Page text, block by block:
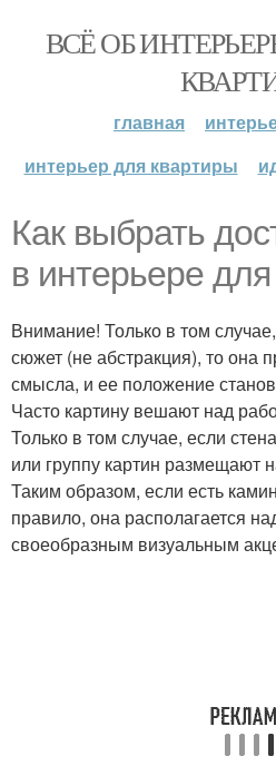
ВСЁ ОБ
главная
интерьер для квартиры
Как выбрать
в интерьере
Внимание! Только в том
сюжет (не абстракция), то она
смысла, и ее положение
Часто картину вешают над
Только в том случае, если
или группу картин размещают
Таким образом, если есть
правило, она располагается
своеобразным визуальным